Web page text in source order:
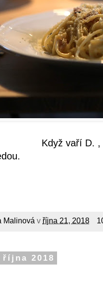
D. , jsou to
Malinová v října 21, 2018
2018